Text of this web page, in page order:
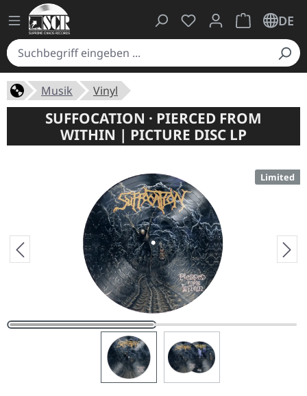
Du hast 0 Produkte
Warenkorb
DE
Musik Vinyl
SUFFOCATION · PIERCED FROM
WITHIN | PICTURE DISC LP
Limited